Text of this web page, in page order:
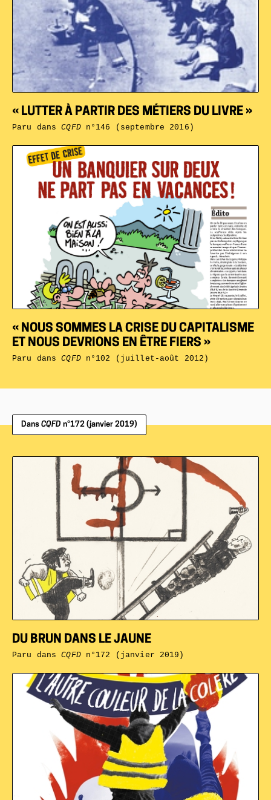
« NOUS SOMMES LA CRISE DU CAPITALISME
ET NOUS DEVRIONS EN ÊTRE FIERS »
Paru dansCQFDn°102 (juillet-août 2012)
« LUTTER À PARTIR DES MÉTIERS DU LIVRE »
Paru dansCQFDn°146 (septembre 2016)
Dans CQFD n°172 (janvier 2019)
DU BRUN DANS LE JAUNE
Paru dansCQFDn°172 (janvier 2019)